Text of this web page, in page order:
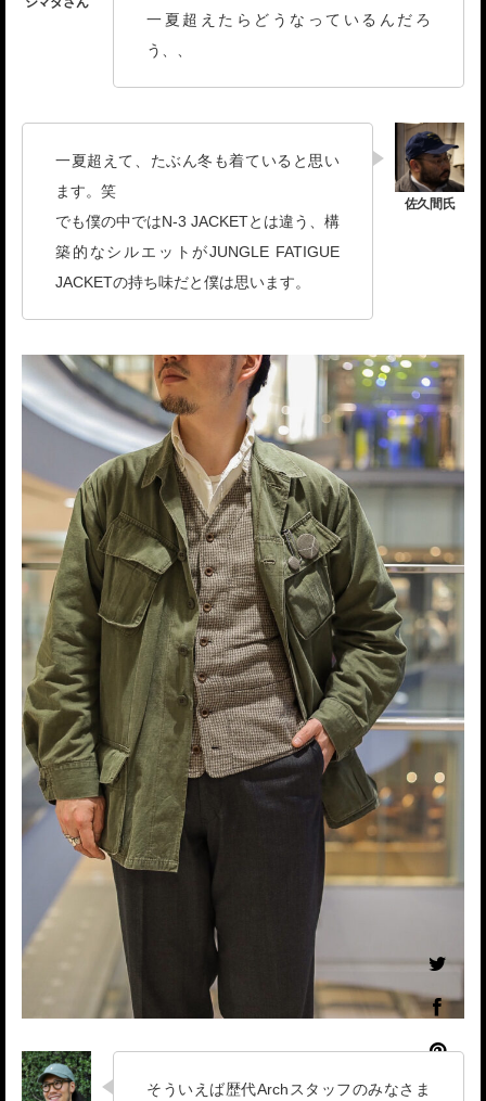
一夏超えたらどうなっているんだろ
う、、
一夏超えて、たぶん冬も着ていると思い
ます。笑
でも僕の中ではN-3 JACKETとは違う、構
築的なシルエットがJUNGLE FATIGUE
JACKETの持ち味だと僕は思います。
そういえば歴代Archスタッフのみなさま